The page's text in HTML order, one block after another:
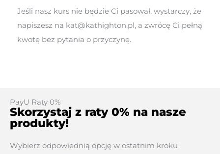
Jeśli nasz kurs nie będzie Ci pasował, wystarczy, że
napiszesz na kat@kathighton.pl, a zwrócę Ci pełną
kwotę bez pytania o przyczynę.
PayU Raty 0%
Skorzystaj z raty 0% na nasze
produkty!​
Wybierz odpowiednią opcję w ostatnim kroku